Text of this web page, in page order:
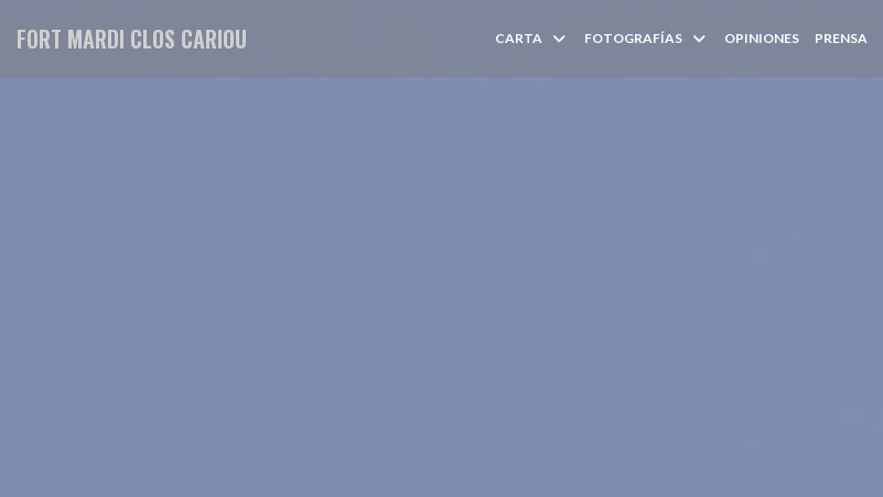
FORT MARDI CLOS CARIOU CARTA FOTOGRAFÍAS OPINIONES PRENSA